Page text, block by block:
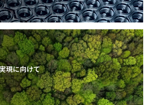
現に向けて